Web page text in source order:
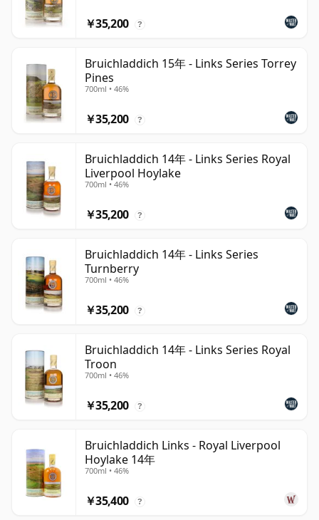
￥35,200 ?
Bruichladdich 15年 - Links Series Torrey
Pines
700ml • 46%
￥35,200 ?
Bruichladdich 14年 - Links Series Royal
Liverpool Hoylake
700ml • 46%
￥35,200 ?
Bruichladdich 14年 - Links Series
Turnberry
700ml • 46%
￥35,200 ?
Bruichladdich 14年 - Links Series Royal
Troon
700ml • 46%
￥35,200 ?
Bruichladdich Links - Royal Liverpool
Hoylake 14年
700ml • 46%
￥35,400 ?